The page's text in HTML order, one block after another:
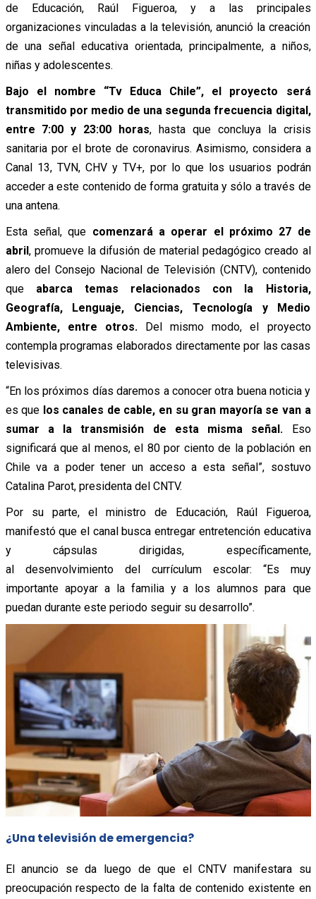
de Educación, Raúl Figueroa, y a las principales
organizaciones vinculadas a la televisión, anunció la creación
de una señal educativa orientada, principalmente, a niños,
niñas y adolescentes.
Bajo el nombre “Tv Educa Chile”, el proyecto será
transmitido por medio de una segunda frecuencia digital,
entre 7:00 y 23:00 horas, hasta que concluya la crisis
sanitaria por el brote de coronavirus. Asimismo, considera a
Canal 13, TVN, CHV y TV+, por lo que los usuarios podrán
acceder a este contenido de forma gratuita y sólo a través de
una antena.
Esta señal, que comenzará a operar el próximo 27 de
abril, promueve la difusión de material pedagógico creado al
alero del Consejo Nacional de Televisión (CNTV), contenido
que abarca temas relacionados con la Historia,
Geografía, Lenguaje, Ciencias, Tecnología y Medio
Ambiente, entre otros. Del mismo modo, el proyecto
contempla programas elaborados directamente por las casas
televisivas.
“En los próximos días daremos a conocer otra buena noticia y
es que los canales de cable, en su gran mayoría se van a
sumar a la transmisión de esta misma señal. Eso
significará que al menos, el 80 por ciento de la población en
Chile va a poder tener un acceso a esta señal”, sostuvo
Catalina Parot, presidenta del CNTV.
Por su parte, el ministro de Educación, Raúl Figueroa,
manifestó que el canal busca entregar entretención educativa
y cápsulas dirigidas, específicamente,
al desenvolvimiento del currículum escolar: “Es muy
importante apoyar a la familia y a los alumnos para que
puedan durante este periodo seguir su desarrollo”.
¿Una televisión de emergencia?
El anuncio se da luego de que el CNTV manifestara su
preocupación respecto de la falta de contenido existente en